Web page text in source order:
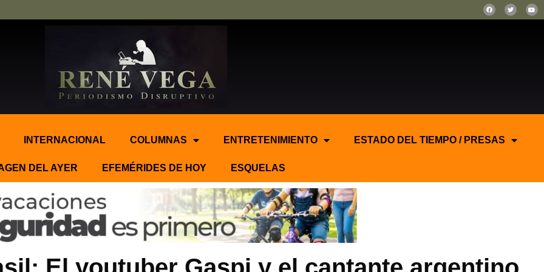
INTERNACIONAL COLUMNAS ENTRETENIMIENTO ESTADO DEL TIEMPO / PRESAS
DEL AYER EFEMÉRIDES DE HOY ESQUELAS